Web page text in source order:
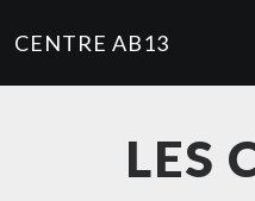
CENTRE AB13
LES